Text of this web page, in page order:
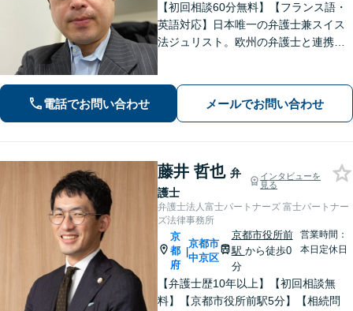
【初回相談60分無料】【フランス語・
英語対応】日本唯一の弁護士兼スイス
法ジュリスト。欧州の弁護士と連携し
上げ／英仏日契約法務／ハーグ条約案
件などお任せ【WEB対応｜休日・夜間
電話でお問い合わせ メールでお問い合わせ
藤井 哲也 弁
護士
インタビューを
見る
弁護士法人富士パートナーズ 富士パートナー
ズ法律事務所
京
都
府
|
京都市
中京区
京都市役所前
駅 から徒歩0
分
営業時間：
本日定休日
【弁護士歴10年以上】【初回相談無
料】【京都市役所前駅5分】【相続問